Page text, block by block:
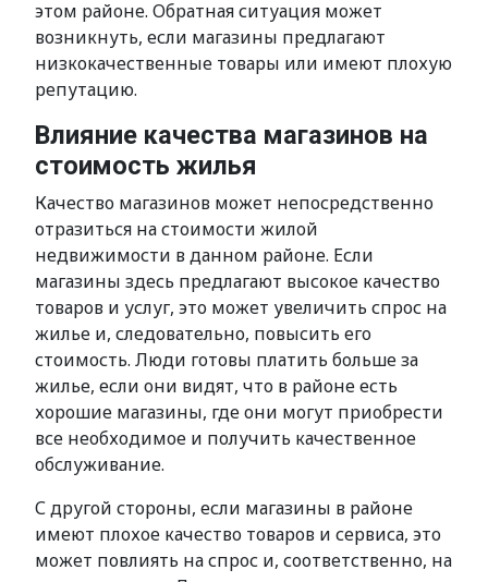
этом районе. Обратная ситуация может
возникнуть, если магазины предлагают
низкокачественные товары или имеют плохую
репутацию.
Влияние качества магазинов на
стоимость жилья
Качество магазинов может непосредственно
отразиться на стоимости жилой
недвижимости в данном районе. Если
магазины здесь предлагают высокое качество
товаров и услуг, это может увеличить спрос на
жилье и, следовательно, повысить его
стоимость. Люди готовы платить больше за
жилье, если они видят, что в районе есть
хорошие магазины, где они могут приобрести
все необходимое и получить качественное
обслуживание.
С другой стороны, если магазины в районе
имеют плохое качество товаров и сервиса, это
может повлиять на спрос и, соответственно, на